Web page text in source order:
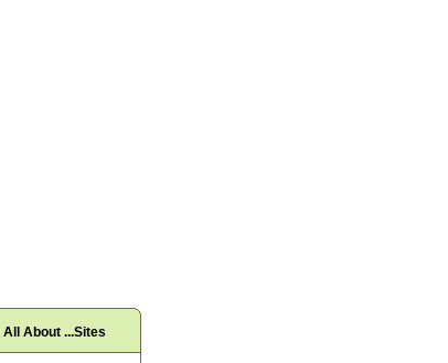
All About ...Sites